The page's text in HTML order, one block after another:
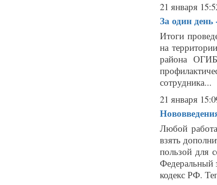
21 января
За один день
Итоги
на
района
сотрудника...
21 января
Любой
взять
пользой для
Федеральный
кодекс РФ.